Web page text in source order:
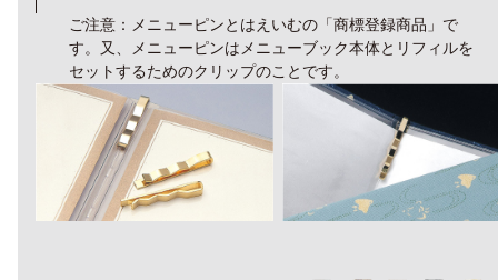
ご注意：メニューピンとはえいむの「商標登録商品」で
す。又、メニューピンはメニューブック本体とリフィルを
セットするためのクリップのことです。